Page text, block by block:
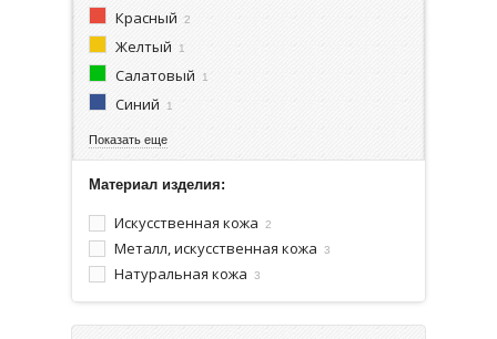
Красный 2
Желтый 1
Салатовый 1
Синий 1
Показать еще
Материал изделия:
Искусственная кожа 2
Металл, искусственная кожа 3
Натуральная кожа 3